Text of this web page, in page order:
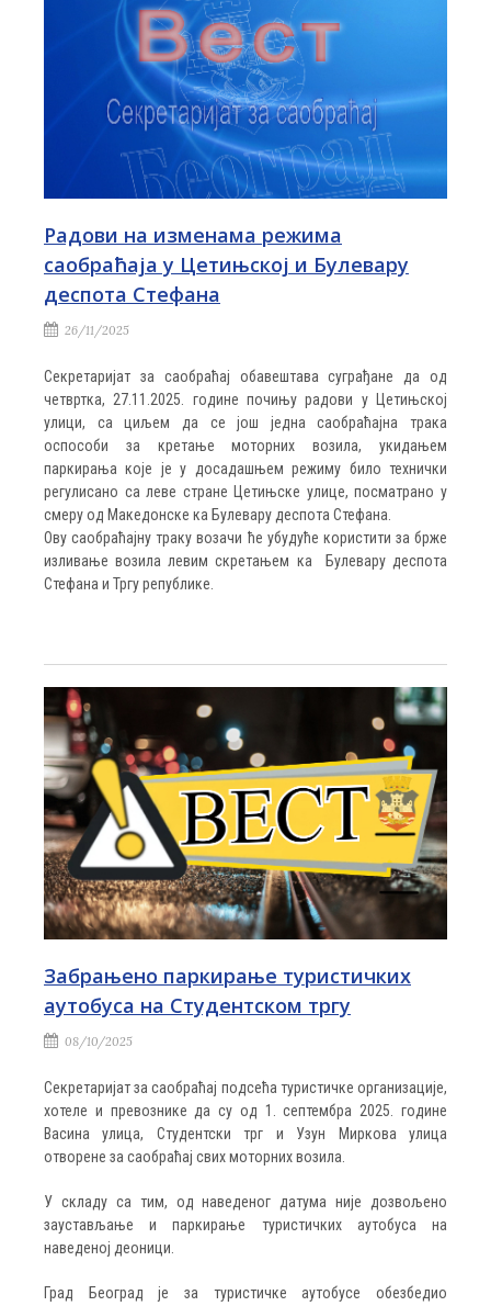
Радови на изменама режима
саобраћаја у Цетињској и Булевару
деспота Стефана
26/11/2025
Секретаријат за саобраћај обавештава суграђане да од
четвртка, 27.11.2025. године почињу радови у Цетињској
улици, са циљем да се још једна саобраћајна трака
оспособи за кретање моторних возила, укидањем
паркирања које је у досадашњем режиму било технички
регулисано са леве стране Цетињске улице, посматрано у
смеру од Македонске ка Булевару деспота Стефана.
Ову саобраћајну траку возачи ће убудуће користити за брже
изливање возила левим скретањем ка Булевару деспота
Стефана и Тргу републике.
Забрањено паркирање туристичких
аутобуса на Студентском тргу
08/10/2025
Секретаријат за саобраћај подсећа туристичке организације,
хотеле и превознике да су од 1. септембра 2025. године
Васина улица, Студентски трг и Узун Миркова улица
отворене за саобраћај свих моторних возила.
У складу са тим, од наведеног датума није дозвољено
заустављање и паркирање туристичких аутобуса на
наведеној деоници.
Град Београд је за туристичке аутобусе обезбедио